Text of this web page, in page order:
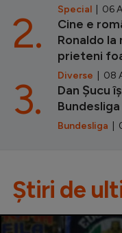
Special | 06
Cine e
Ronaldo la
prieteni
Diverse | 08
2.
Dan Șucu
Bundesliga |
3.
Știri de